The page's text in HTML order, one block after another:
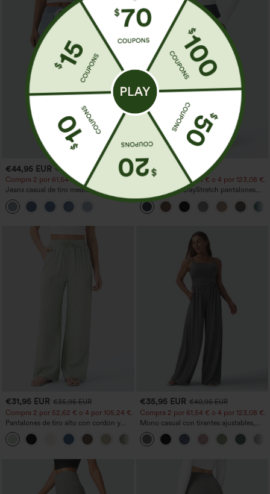
€44,95 EUR €49,95 EUR
Compra 2 por 61,54 € o 4 por 123,08 €.
Jeans casual de tiro medio con cordón y
bolsillos
€40,95 EUR
Compra 2 por 61,54 € o 4 por 123,08 €.
Halara Flex™ DayStretch pantalones
acampanados de trabajo de tiro medio
con bolsillo lateral con cremallera
€31,95 EUR €35,95 EUR
Compra 2 por 52,62 € o 4 por 105,24 €.
Pantalones de tiro alto con cordón y
bolsillos, pernera ancha, holgados y de
estilo casual con tacto de lino.
+15
€35,95 EUR €40,95 EUR
Compra 2 por 61,54 € o 4 por 123,08 €.
Mono casual con tirantes ajustables,
fruncidos, pierna ancha, tejido jaspeado
y bolsillos - Easy Peezy